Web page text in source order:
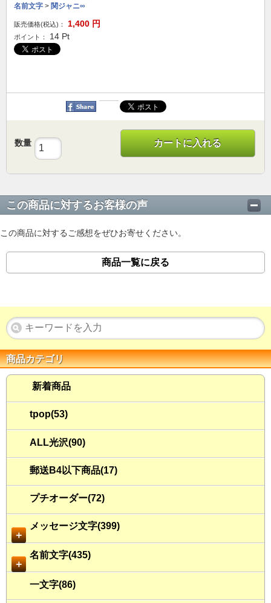
名前文字 > 関ジャニ∞
販売価格(税込)： 1,400 円
ポイント： 14 Pt
数量 カートに入れる
この商品に対するお客様の声
この商品に対するご感想をぜひお寄せください。
商品一覧に戻る
商品カテゴリ
新着商品
tpop(53)
ALL光沢(90)
郵送B4以下商品(17)
プチオーダー(72)
＋
メッセージ文字(399)
＋
名前文字(435)
一文字(86)